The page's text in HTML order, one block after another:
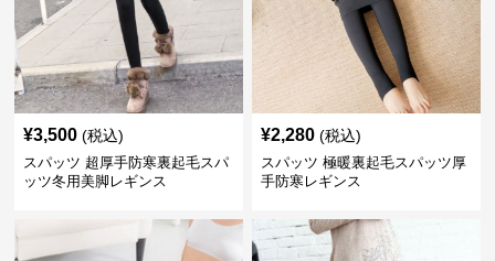
¥3,500 (税込)
スパッツ 超厚手防寒裏起毛スパ
ッツ冬用美脚レギンス
¥2,280 (税込)
スパッツ 極暖裏起毛スパッツ厚
手防寒レギンス